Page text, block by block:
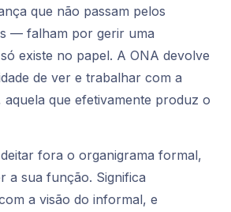
que não passam pelos
— falham por gerir uma
existe no papel. A ONA devolve
de ver e trabalhar com a
que efetivamente produz o
fora o organigrama formal,
a sua função. Significa
a visão do informal, e